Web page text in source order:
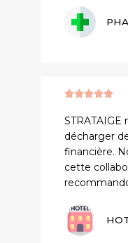

STRATAIGE
décharger
financière.
cette